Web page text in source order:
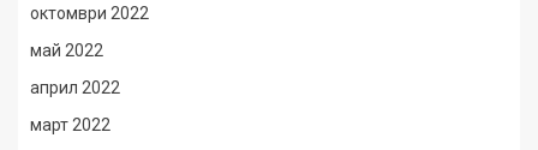
октомври 2022
май 2022
април 2022
март 2022